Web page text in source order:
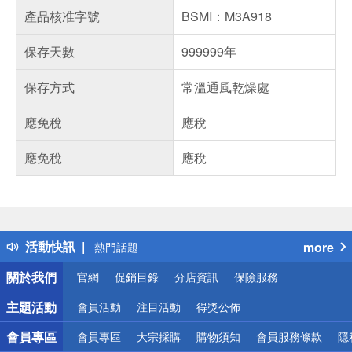
產品核准字號
BSMI：M3A918
保存天數
999999年
保存方式
常溫通風乾燥處
應免稅
應稅
應免稅
應稅
活動快訊
得獎公告
熱門話題
銀行優惠
偏遠地區配送
詐騙網頁！請小心！
more
關於我們
官網 促銷目錄 分店資訊 保險服務
主題活動 會員活動 注目活動 得獎公佈
會員專區 會員專區 大宗採購 購物須知 會員服務條款 隱